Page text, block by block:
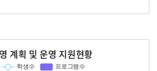
계획 및 운영 지원현황